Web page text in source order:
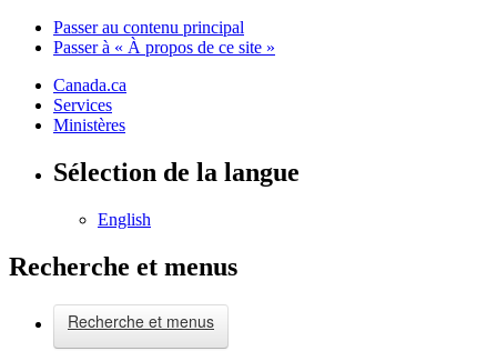
Passer au contenu principal
Passer à « À propos de ce site »
Canada.ca
Services
Ministères
Sélection de la langue
English
Recherche et menus
Recherche et menus